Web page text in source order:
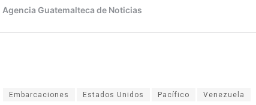
Embarcaciones Estados Unidos Pacífico Venezuela